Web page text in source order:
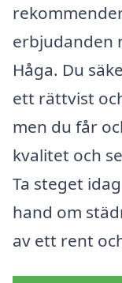
erbjudanden
Håga. Du
ett rättvist
men du får
kvalitet och
Ta steget
hand om
av ett rent